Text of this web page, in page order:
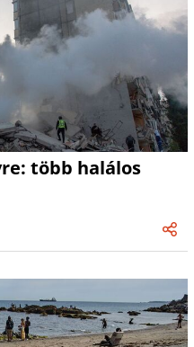
több halálos